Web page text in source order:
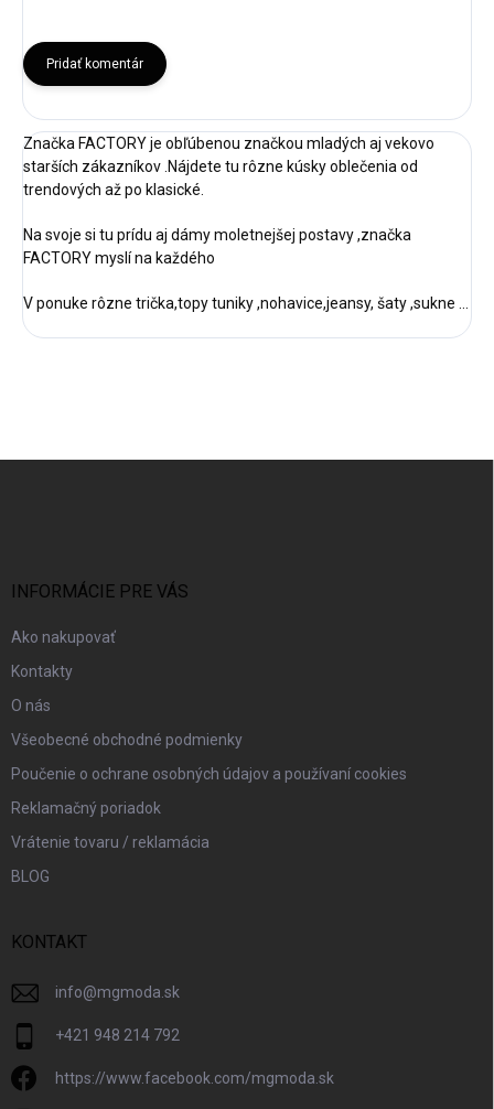
Pridať komentár
Značka FACTORY je obľúbenou značkou mladých aj vekovo
starších zákazníkov .Nájdete tu rôzne kúsky oblečenia od
trendových až po klasické.
Na svoje si tu prídu aj dámy moletnejšej postavy ,značka
FACTORY myslí na každého
V ponuke rôzne trička,topy tuniky ,nohavice,jeansy, šaty ,sukne ...
INFORMÁCIE PRE VÁS
Ako nakupovať
Kontakty
O nás
Všeobecné obchodné podmienky
Poučenie o ochrane osobných údajov a používaní cookies
Reklamačný poriadok
Vrátenie tovaru / reklamácia
BLOG
KONTAKT
info@mgmoda.sk
+421 948 214 792
https://www.facebook.com/mgmoda.sk